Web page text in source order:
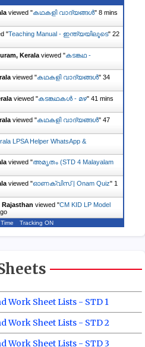
viewed "കഥകളി വാദ്യങ്ങൾ" 8 mins
"Teaching Manual - ഇന്ത്യയിലൂടെ" 22
Kerala viewed "കടങ്കഥ -
viewed "കഥകളി വാദ്യങ്ങൾ" 34
viewed "കടങ്കഥകൾ - മഴ" 41 mins
viewed "കഥകളി വാദ്യങ്ങൾ" 47
LPSA Helper WhatsApp &
viewed "അമൃതം (STD 4 Malayalam
viewed "ഓണക്വിസ് | Onam Quiz" 1
Rajasthan viewed "CM KID LP Model
Tracking ON
Work Sheet Lists - STD 1
Work Sheet Lists - STD 2
Work Sheet Lists - STD 3